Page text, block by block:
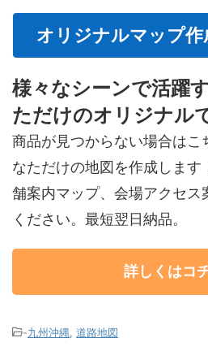
オリジナルマップ作
様々なシーンで活躍
ただけのオリジナル
商品が見つからない場合はこ
なただけの地図を作成しま
舗案内マップ、会場アクセス
ください。最短翌日納品。
詳しくはコ
-九州沖縄 道路地図